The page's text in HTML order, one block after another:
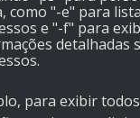
como "-e" para
e "-f" para
detalhadas
para exibir